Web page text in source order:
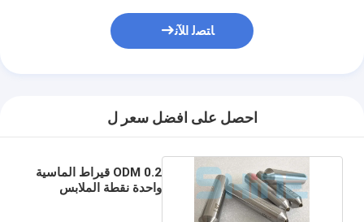
ﺎﺘﺼﻟ ﺍﻶﻧ
احصل على افضل سعر ل
ODM 0.2 قيراط الماسية
واحدة نقطة الملابس